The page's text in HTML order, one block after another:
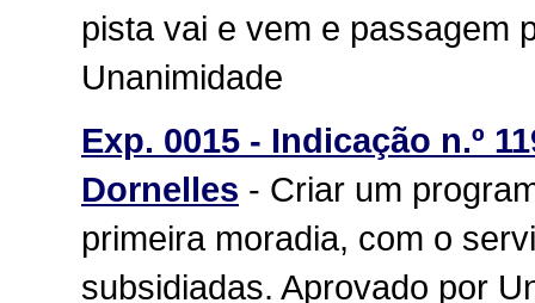
pista vai e vem e passagem
Unanimidade
Exp. 0015 - Indicação n.º
Dornelles - Criar um
primeira moradia, com o
subsidiadas. Aprovado por